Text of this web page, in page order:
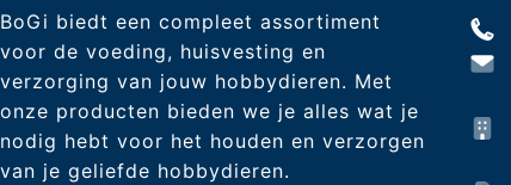
BoGi biedt een compleet assortiment
voor de voeding, huisvesting en
verzorging van jouw hobbydieren. Met
onze producten bieden we je alles wat je
nodig hebt voor het houden en verzorgen
van je geliefde hobbydieren.